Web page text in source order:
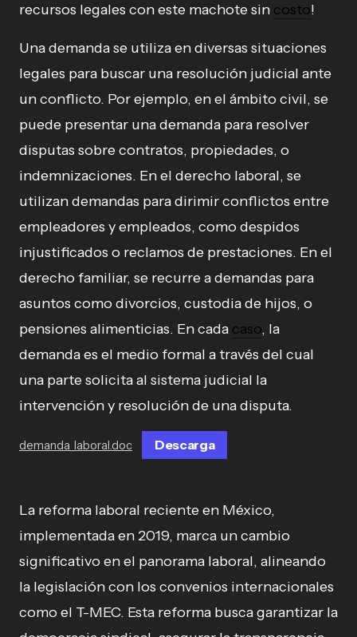
recursos legales con este machote sin costo!
Una demanda se utiliza en diversas situaciones
legales para buscar una resolución judicial ante
un conflicto. Por ejemplo, en el ámbito civil, se
puede presentar una demanda para resolver
disputas sobre contratos, propiedades, o
indemnizaciones. En el derecho laboral, se
utilizan demandas para dirimir conflictos entre
empleadores y empleados, como despidos
injustificados o reclamos de prestaciones. En el
derecho familiar, se recurre a demandas para
asuntos como divorcios, custodia de hijos, o
pensiones alimenticias. En cada caso, la
demanda es el medio formal a través del cual
una parte solicita al sistema judicial la
intervención y resolución de una disputa.
demanda_laboral.doc Descarga
La reforma laboral reciente en México,
implementada en 2019, marca un cambio
significativo en el panorama laboral, alineando
la legislación con los convenios internacionales
como el T-MEC. Esta reforma busca garantizar la